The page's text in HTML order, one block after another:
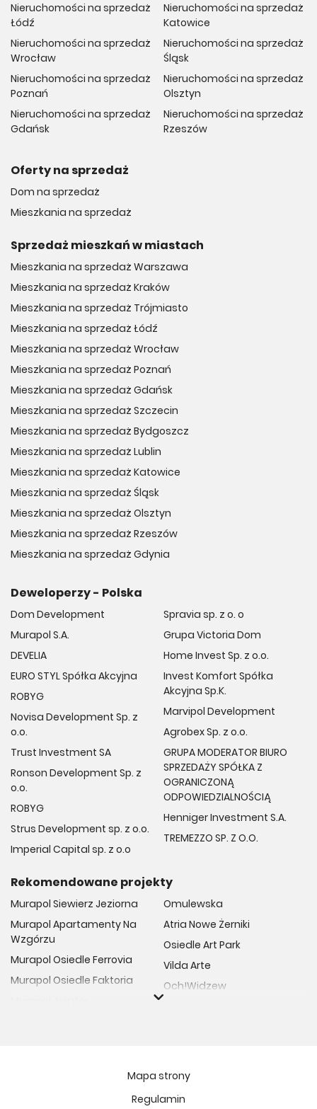
Nieruchomości na sprzedaż
Łódź
Nieruchomości na sprzedaż
Wrocław
Nieruchomości na sprzedaż
Poznań
Nieruchomości na sprzedaż
Gdańsk
Nieruchomości na sprzedaż
Katowice
Nieruchomości na sprzedaż
Śląsk
Nieruchomości na sprzedaż
Olsztyn
Nieruchomości na sprzedaż
Rzeszów
Oferty na sprzedaż
Dom na sprzedaż
Mieszkania na sprzedaż
Sprzedaż mieszkań w miastach
Mieszkania na sprzedaż Warszawa
Mieszkania na sprzedaż Kraków
Mieszkania na sprzedaż Trójmiasto
Mieszkania na sprzedaż Łódź
Mieszkania na sprzedaż Wrocław
Mieszkania na sprzedaż Poznań
Mieszkania na sprzedaż Gdańsk
Mieszkania na sprzedaż Szczecin
Mieszkania na sprzedaż Bydgoszcz
Mieszkania na sprzedaż Lublin
Mieszkania na sprzedaż Katowice
Mieszkania na sprzedaż Śląsk
Mieszkania na sprzedaż Olsztyn
Mieszkania na sprzedaż Rzeszów
Mieszkania na sprzedaż Gdynia
Deweloperzy - Polska
Dom Development
Murapol S.A.
DEVELIA
EURO STYL Spółka Akcyjna
ROBYG
Novisa Development Sp. z
o.o.
Trust Investment SA
Ronson Development Sp. z
o.o.
ROBYG
Strus Development sp. z o.o.
Imperial Capital sp. z o.o
Spravia sp. z o. o
Grupa Victoria Dom
Home Invest Sp. z o.o.
Invest Komfort Spółka
Akcyjna Sp.K.
Marvipol Development
Agrobex Sp. z o.o.
GRUPA MODERATOR BIURO
SPRZEDAŻY SPÓŁKA Z
OGRANICZONĄ
ODPOWIEDZIALNOŚCIĄ
Henniger Investment S.A.
TREMEZZO SP. Z O.O.
Rekomendowane projekty
Murapol Siewierz Jeziorna
Murapol Apartamenty Na
Wzgórzu
Murapol Osiedle Ferrovia
Murapol Osiedle Faktoria
Murapol Osiedle Szafirove
Omulewska
Atria Nowe Żerniki
Osiedle Art Park
Vilda Arte
Och!Widzew
Mapa strony
Regulamin